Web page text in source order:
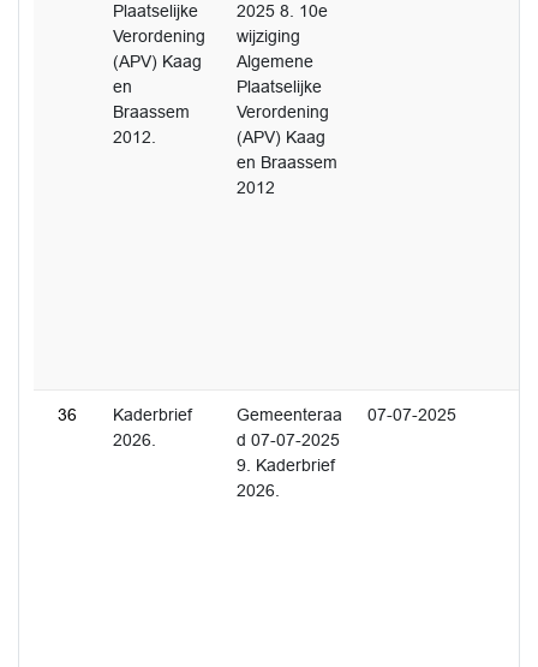
Plaatselijke
Verordening
(APV) Kaag
en
Braassem
2012.
2025 8. 10e
wijziging
Algemene
Plaatselijke
Verordening
(APV) Kaag
en Braassem
2012
36
Kaderbrief
2026.
Gemeenteraa
d 07-07-2025
9. Kaderbrief
2026.
07-07-2025